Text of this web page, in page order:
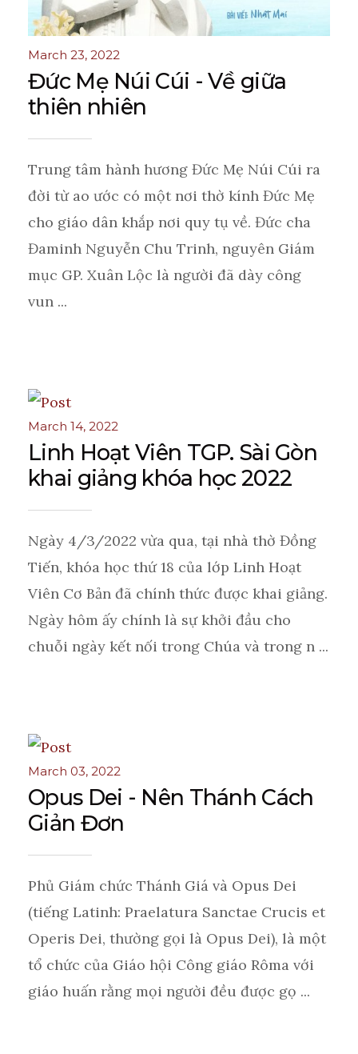
March 23, 2022
Đức Mẹ Núi Cúi - Về giữa
thiên nhiên
Trung tâm hành hương Đức Mẹ Núi Cúi ra
đời từ ao ước có một nơi thờ kính Đức Mẹ
cho giáo dân khắp nơi quy tụ về. Đức cha
Đaminh Nguyễn Chu Trinh, nguyên Giám
mục GP. Xuân Lộc là người đã dày công
vun ...
March 14, 2022
Linh Hoạt Viên TGP. Sài Gòn
khai giảng khóa học 2022
Ngày 4/3/2022 vừa qua, tại nhà thờ Đồng
Tiến, khóa học thứ 18 của lớp Linh Hoạt
Viên Cơ Bản đã chính thức được khai giảng.
Ngày hôm ấy chính là sự khởi đầu cho
chuỗi ngày kết nối trong Chúa và trong n ...
March 03, 2022
Opus Dei - Nên Thánh Cách
Giản Đơn
Phủ Giám chức Thánh Giá và Opus Dei
(tiếng Latinh: Praelatura Sanctae Crucis et
Operis Dei, thường gọi là Opus Dei), là một
tổ chức của Giáo hội Công giáo Rôma với
giáo huấn rằng mọi người đều được gọ ...